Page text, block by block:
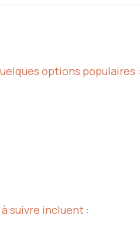
options populaires :
suivre incluent :